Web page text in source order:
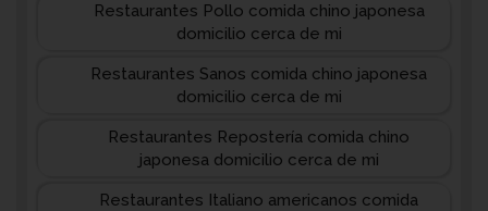
Restaurantes Pollo comida chino japonesa
domicilio cerca de mi
Restaurantes Sanos comida chino japonesa
domicilio cerca de mi
Restaurantes Repostería comida chino
japonesa domicilio cerca de mi
Restaurantes Italiano americanos comida